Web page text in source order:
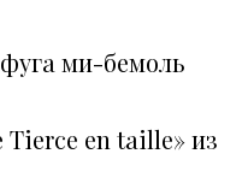
ми-бемоль
Tierce en taille» из